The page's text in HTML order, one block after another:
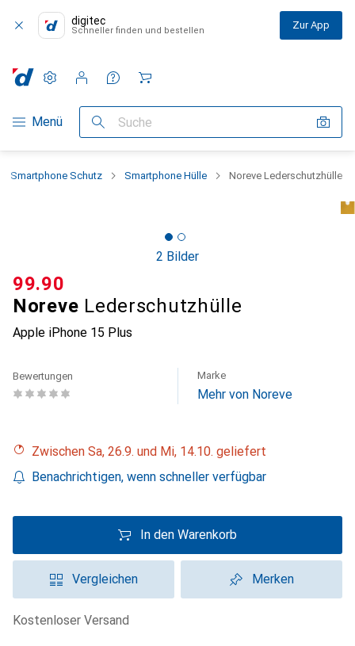
digitec
Schneller finden und bestellen Zur App
Navigation nach Kategorien
Menü Suche
Einstellungen
Kundenkonto
Vergleichslisten
Merklisten
Warenkorb
Smartphone Schutz Smartphone Hülle Noreve Lederschutzhülle
2 Bilder
Noreve Lederschutzhülle
Apple iPhone 15 Plus
CHF
99.90
Bewertungen Marke
Mehr von Noreve
Zwischen Sa, 26.9. und Mi, 14.10. geliefert
Benachrichtigen, wenn schneller verfügbar
In den Warenkorb
Vergleichen Merken
kostenloser Versand